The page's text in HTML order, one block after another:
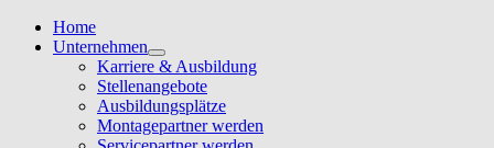
Home
Unternehmen
Karriere & Ausbildung
Stellenangebote
Ausbildungsplätze
Montagepartner werden